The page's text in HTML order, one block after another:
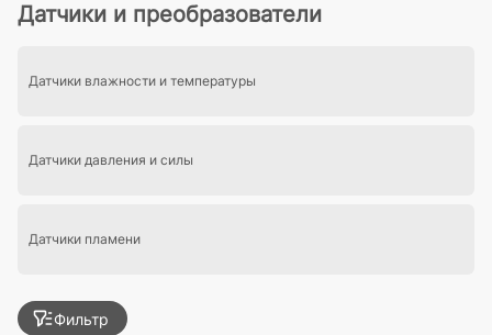
Датчики и преобразователи
Датчики влажности и температуры
Датчики давления и силы
Датчики пламени
Фильтр